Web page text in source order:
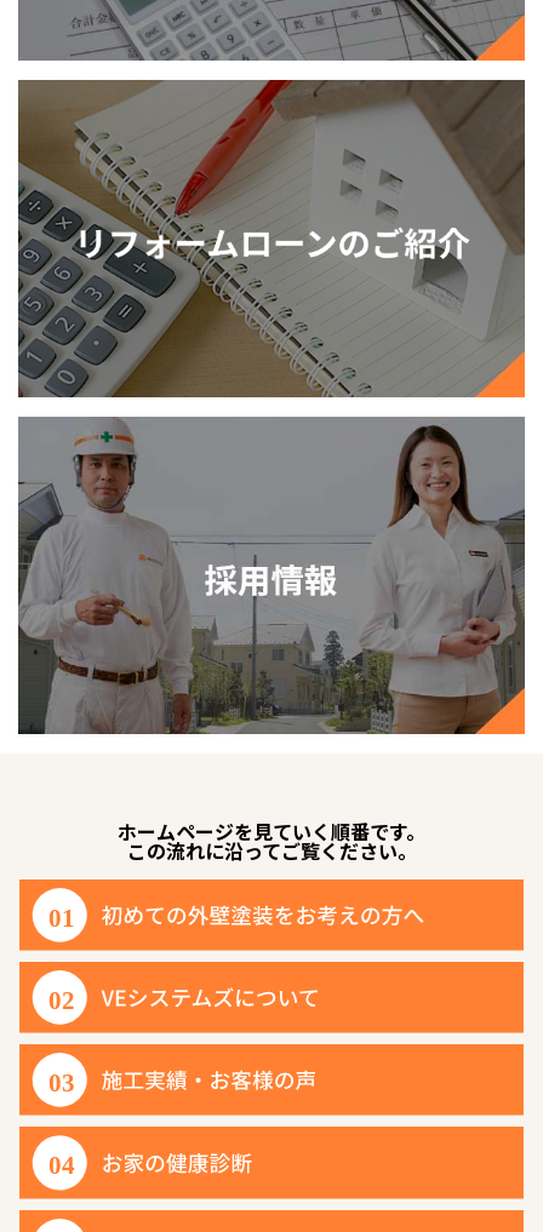
ホームページを見ていく順番です。
この流れに沿ってご覧ください。